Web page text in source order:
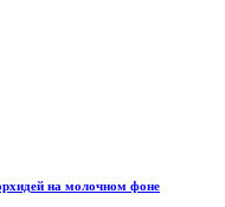
на молочном фоне